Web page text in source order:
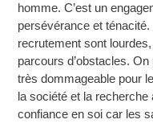
homme. C’est un
persévérance et
recrutement sont
parcours d’obstacles.
très dommageable pour
la société et la
confiance en soi car les